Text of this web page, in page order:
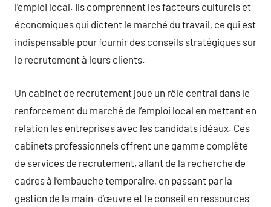
l’emploi local. Ils comprennent les facteurs culturels et
économiques qui dictent le marché du travail, ce qui est
indispensable pour fournir des conseils stratégiques sur
le recrutement à leurs clients.
Un cabinet de recrutement joue un rôle central dans le
renforcement du marché de l’emploi local en mettant en
relation les entreprises avec les candidats idéaux. Ces
cabinets professionnels offrent une gamme complète
de services de recrutement, allant de la recherche de
cadres à l’embauche temporaire, en passant par la
gestion de la main-d’œuvre et le conseil en ressources